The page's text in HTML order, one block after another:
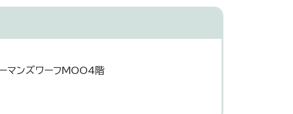
ンズワーフMOO4階